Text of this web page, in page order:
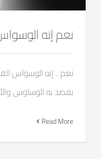
نعم إنه
نعم .. إنه الوسواس
يقصد به الوساوس
Read More